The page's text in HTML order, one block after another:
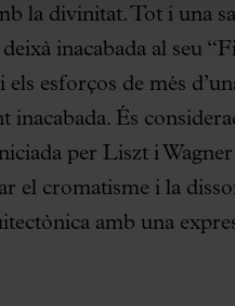
la divinitat. Tot i una
inacabada al seu
esforços de més
És
per Liszt i Wagner
el cromatisme i la
amb una